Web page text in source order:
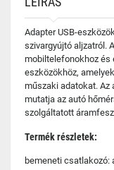
Adapter USB-
szivargyújtó aljzatról.
mobiltelefonokhoz és
eszközökhöz,
műszaki adatokat. Az
mutatja az autó
szolgáltatott
Termék részletek:
bemeneti csatlakozó: